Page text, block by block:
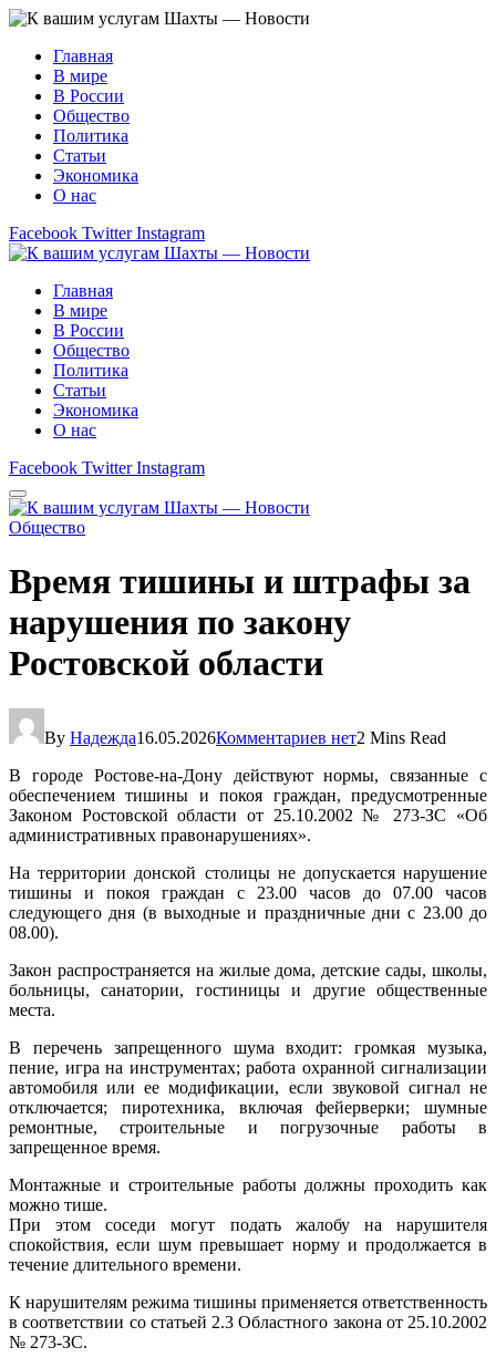
Главная
В мире
В России
Общество
Политика
Статьи
Экономика
О нас
Facebook Twitter Instagram
Главная
В мире
В России
Общество
Политика
Статьи
Экономика
О нас
Facebook Twitter Instagram
Общество
Время тишины и штрафы за
нарушения по закону
Ростовской области
By Надежда16.05.2026Комментариев нет2 Mins Read
В городе Ростове-на-Дону действуют нормы, связанные с
обеспечением тишины и покоя граждан, предусмотренные
Законом Ростовской области от 25.10.2002 № 273-ЗС «Об
административных правонарушениях».
На территории донской столицы не допускается нарушение
тишины и покоя граждан с 23.00 часов до 07.00 часов
следующего дня (в выходные и праздничные дни с 23.00 до
08.00).
Закон распространяется на жилые дома, детские сады, школы,
больницы, санатории, гостиницы и другие общественные
места.
В перечень запрещенного шума входит: громкая музыка,
пение, игра на инструментах; работа охранной сигнализации
автомобиля или ее модификации, если звуковой сигнал не
отключается; пиротехника, включая фейерверки; шумные
ремонтные, строительные и погрузочные работы в
запрещенное время.
Монтажные и строительные работы должны проходить как
можно тише.
При этом соседи могут подать жалобу на нарушителя
спокойствия, если шум превышает норму и продолжается в
течение длительного времени.
К нарушителям режима тишины применяется ответственность
в соответствии со статьей 2.3 Областного закона от 25.10.2002
№ 273-ЗС.